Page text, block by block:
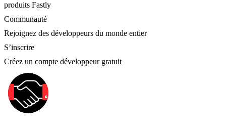
produits Fastly
Communauté
Rejoignez des développeurs du monde entier
S’inscrire
Créez un compte développeur gratuit